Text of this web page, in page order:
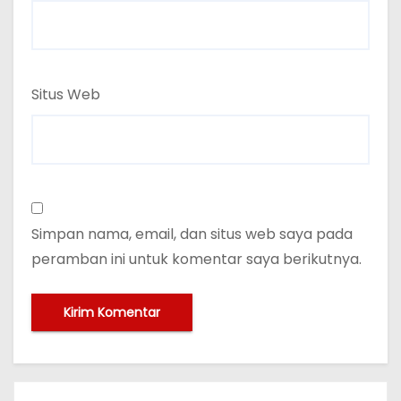
Situs Web
Simpan nama, email, dan situs web saya pada
peramban ini untuk komentar saya berikutnya.